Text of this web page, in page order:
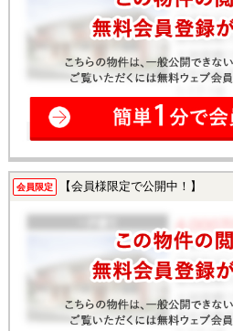
会員限定 【会員様限定で公開中！】